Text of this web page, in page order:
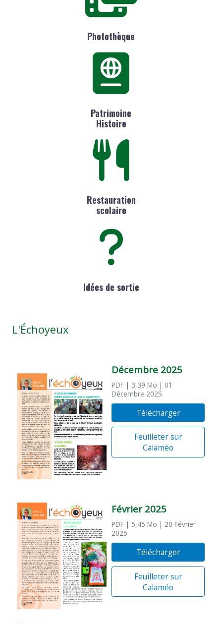
Photothèque
Patrimoine
Histoire
Restauration
scolaire
Idées de sortie
L'Échoyeux
Décembre 2025
PDF | 3,39 Mo | 01
Décembre 2025
Télécharger
Feuilleter sur
Calaméo
Février 2025
PDF | 5,45 Mo | 20 Février
2025
Télécharger
Feuilleter sur
Calaméo